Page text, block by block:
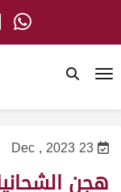
23 Dec , 2023
هجن